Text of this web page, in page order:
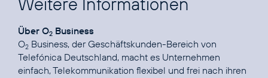
Über O2 Business
O2 Business, der Geschäftskunden-Bereich von
Telefónica Deutschland, macht es Unternehmen
einfach, Telekommunikation flexibel und frei nach ihren